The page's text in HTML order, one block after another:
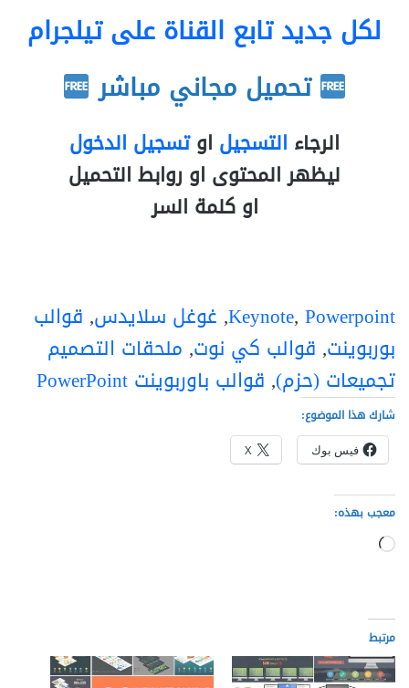
لكل جديد تابع القناة على تيلجرام
تحميل مجاني مباشر
الرجاء التسجيل اوتسجيل الدخول
ليظهر المحتوى او روابط التحميل
او كلمة السر
Keynote, Powerpoint
, غوغل سلايدس, قوالب
بوربوينت, قوالب كي نوت, ملحقات التصميم
تجميعات (حزم), قوالب باوربوينت PowerPoint
شارك هذا الموضوع:
فيس بوك X
معجب بهذه:
جاري
مرتبط